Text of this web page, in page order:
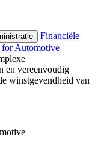
Financiële
Automotive
en vereenvoudig
winstgevendheid van